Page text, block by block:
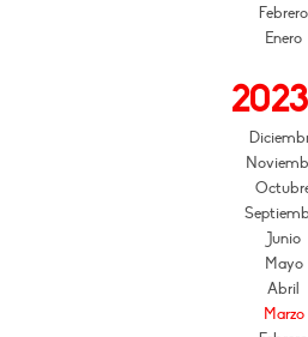
Febrero
Enero
2023
Junio
Mayo
Abril
Marzo